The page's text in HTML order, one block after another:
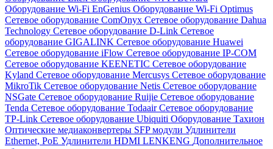
Оборудование Wi-Fi EnGenius Оборудование Wi-Fi Optimus
Сетевое оборудование ComOnyx Сетевое оборудование Dahua
Technology Сетевое оборудование D-Link Сетевое
оборудование GIGALINK Сетевое оборудование Huawei
Сетевое оборудование iFlow Сетевое оборудование IP-COM
Сетевое оборудование KEENETIC Сетевое оборудование
Kyland Сетевое оборудование Mercusys Сетевое оборудование
MikroTik Сетевое оборудование Netis Сетевое оборудование
NSGate Сетевое оборудование Ruijie Сетевое оборудование
Tenda Сетевое оборудование TodaairСетевое оборудование
TP-Link Сетевое оборудование Ubiquiti Оборудование Тахион
Оптические медиаконвертеры SFP модули Удлинители
Ethernet, PoE Удлинители HDMI LENKENG Дополнительное